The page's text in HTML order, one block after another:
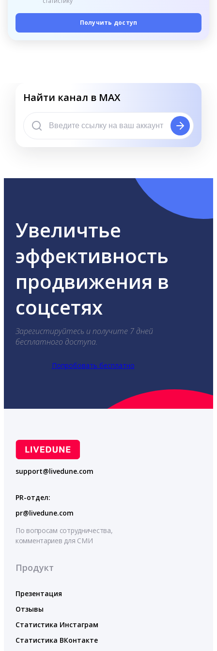
Получить доступ
Найти канал в MAX
Увеличтье
эффективность
продвижения в
соцсетях
Зарегистируйтесь и получите 7 дней
бесплатного доступа.
Попробовать бесплатно
support@livedune.com
PR-отдел:
pr@livedune.com
По вопросам сотрудничества,
комментариев для СМИ
Продукт
Презентация
Отзывы
Статистика Инстаграм
Статистика ВКонтакте